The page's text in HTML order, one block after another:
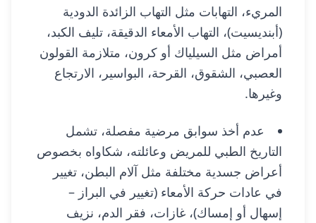
المريء، التهابات مثل التهاب الزائدة الدودية
(أبنديسيت)، التهاب الأمعاء الدقيقة، تليف الكبد،
أمراض مثل السيلياك أو كرون، متلازمة القولون
العصبي، الشقوق، القرحة، البواسير، الارتجاع
وغيرها.
عدم أخذ سوابق مرضية مفصلة، تشمل
التاريخ الطبي للمريض وعائلته، شكاواه بخصوص
أعراض جسدية مختلفة مثل آلام البطن، تغيير
في عادات حركة الأمعاء (تغيير في البراز –
إسهال أو إمساك)، غازات، فقر الدم، نزيف